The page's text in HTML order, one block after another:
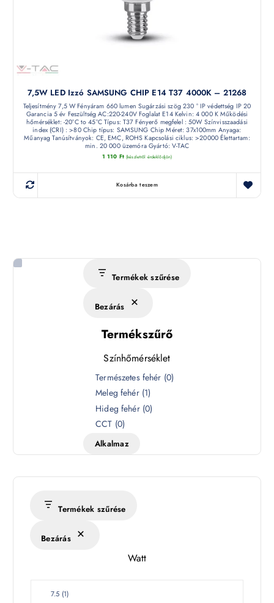
7,5W LED Izzó SAMSUNG CHIP E14 T37 4000K – 21268
Teljesítmény 7,5 W Fényáram 660 lumen Sugárzási szög 230 ° IP védettség IP 20
Garancia 5 év Feszültség AC:220-240V Foglalat E14 Kelvin: 4 000 K Működési
hőmérséklet: -20°C to 45°C Típus: T37 Fényerő megfelel : 50W Színvisszaadási
index (CRI) : >80 Chip típus: SAMSUNG Chip Méret: 37x100mm Anyaga:
Műanyag Tanúsítványok: CE, EMC, ROHS Kapcsolási ciklus: >20000 Élettartam:
min. 20 000 üzemóra Gyártó: V-TAC
1 110 Ft (készletről érdeklődjön)
Kosárba teszem
Termékek szűrése
Bezárás
Termékszűrő
Színhőmérséklet
é
s
k
Természetes fehér (0)
Meleg fehér (1)
Hideg fehér (0)
CCT (0)
Alkalmaz
Termékek szűrése
Bezárás
Watt
W7.5 (1)